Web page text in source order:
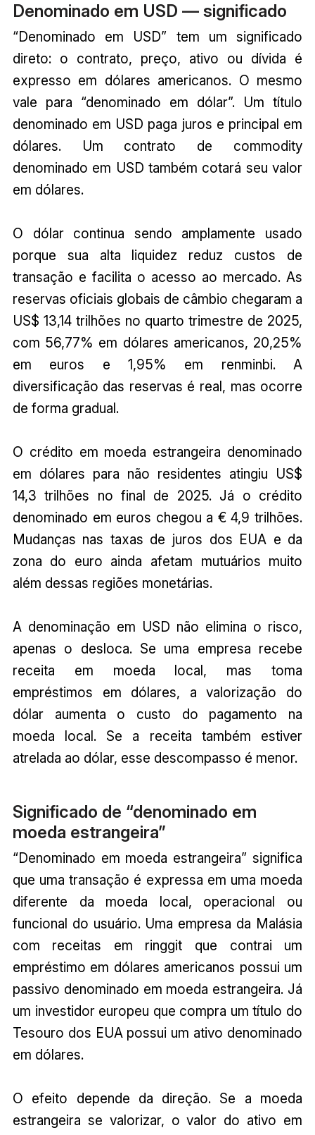
Denominado em USD — significado
“Denominado em USD” tem um significado
direto: o contrato, preço, ativo ou dívida é
expresso em dólares americanos. O mesmo
vale para “denominado em dólar”. Um título
denominado em USD paga juros e principal em
dólares. Um contrato de commodity
denominado em USD também cotará seu valor
em dólares.
O dólar continua sendo amplamente usado
porque sua alta liquidez reduz custos de
transação e facilita o acesso ao mercado. As
reservas oficiais globais de câmbio chegaram a
US$ 13,14 trilhões no quarto trimestre de 2025,
com 56,77% em dólares americanos, 20,25%
em euros e 1,95% em renminbi. A
diversificação das reservas é real, mas ocorre
de forma gradual.
O crédito em moeda estrangeira denominado
em dólares para não residentes atingiu US$
14,3 trilhões no final de 2025. Já o crédito
denominado em euros chegou a € 4,9 trilhões.
Mudanças nas taxas de juros dos EUA e da
zona do euro ainda afetam mutuários muito
além dessas regiões monetárias.
A denominação em USD não elimina o risco,
apenas o desloca. Se uma empresa recebe
receita em moeda local, mas toma
empréstimos em dólares, a valorização do
dólar aumenta o custo do pagamento na
moeda local. Se a receita também estiver
atrelada ao dólar, esse descompasso é menor.
Significado de “denominado em
moeda estrangeira”
“Denominado em moeda estrangeira” significa
que uma transação é expressa em uma moeda
diferente da moeda local, operacional ou
funcional do usuário. Uma empresa da Malásia
com receitas em ringgit que contrai um
empréstimo em dólares americanos possui um
passivo denominado em moeda estrangeira. Já
um investidor europeu que compra um título do
Tesouro dos EUA possui um ativo denominado
em dólares.
O efeito depende da direção. Se a moeda
estrangeira se valorizar, o valor do ativo em